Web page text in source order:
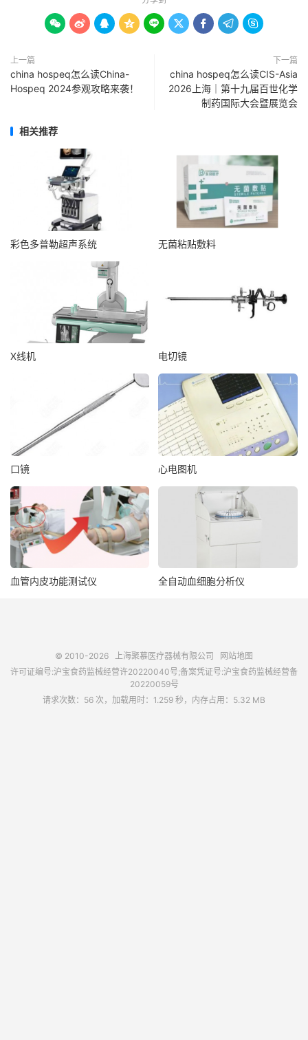
        
上一篇
china hospeq怎么读China-
Hospeq 2024参观攻略来袭！
下一篇
china hospeq怎么读CIS-Asia
2026上海｜第十九届百世化学
制药国际大会暨展览会
相关推荐
彩色多普勒超声系统 无菌粘贴敷料
X线机 电切镜
口镜 心电图机
血管内皮功能测试仪 全自动血细胞分析仪
© 2010-2026 上海聚慕医疗器械有限公司
网站地图
许可证编号:沪宝食药监械经营许20220040号;备案凭证号:沪宝食药监械经营备
20220059号
请求次数：56 次，加载用时：1.259 秒，内存占用：5.32 MB